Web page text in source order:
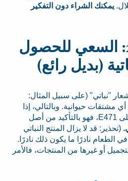
يمكنك الشراء دون التفكير
الاستراتيجية 2: السعي للحصول
(بديل رائع)
"نباتي" (على سبيل المثال:
مشتقات حيوانية. وبالتالي، إذا
كان المنتج النباتي يحتوي على E471، فهو بالتأكيد من أصل
(تحذير: قد لا يزال المنتج النباتي
الطعام نادرًا ما يكون ذلك نادرًا.
أو غيرها من المنتجات، فالأمر